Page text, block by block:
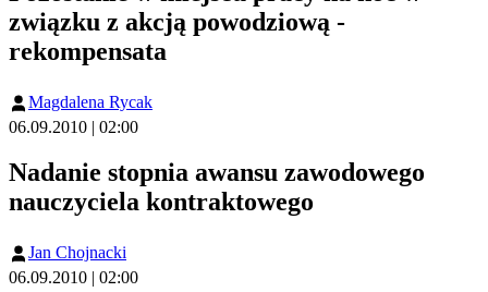
związku z akcją powodziową -
rekompensata
Magdalena Rycak
06.09.2010 | 02:00
Nadanie stopnia awansu zawodowego
nauczyciela kontraktowego
Jan Chojnacki
06.09.2010 | 02:00